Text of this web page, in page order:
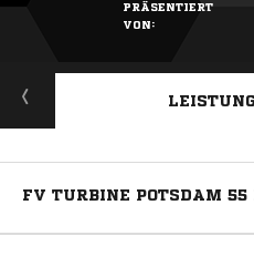
PRÄSENTIERT
VON:
FV TURBINE POTSDAM